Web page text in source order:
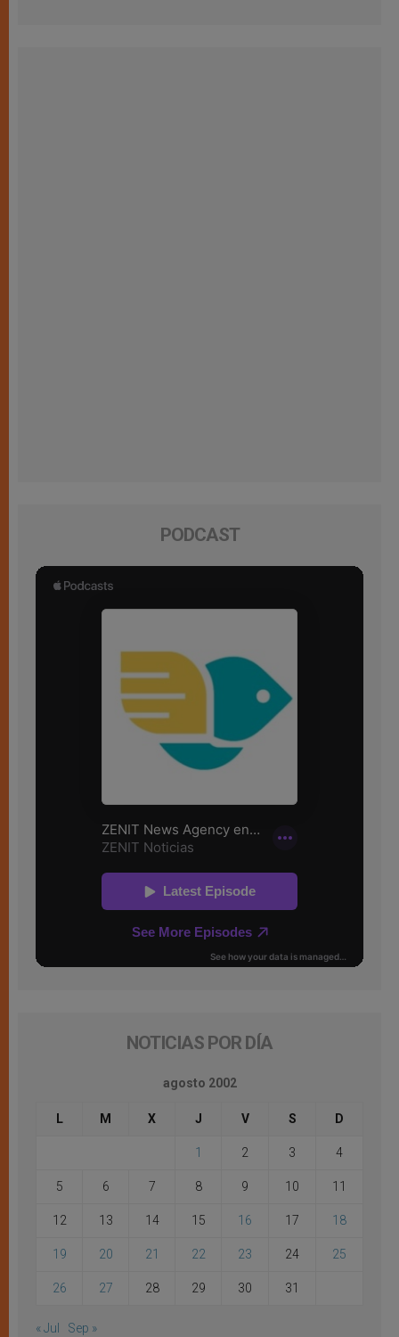
PODCAST
NOTICIAS POR DÍA
agosto 2002
L M X J V S D
1 2 3 4
5 6 7 8 9 10 11
12 13 14 15 16 17 18
19 20 21 22 23 24 25
26 27 28 29 30 31
« Jul Sep »